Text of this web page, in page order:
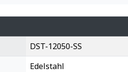
DST-12050-SS
Edelstahl